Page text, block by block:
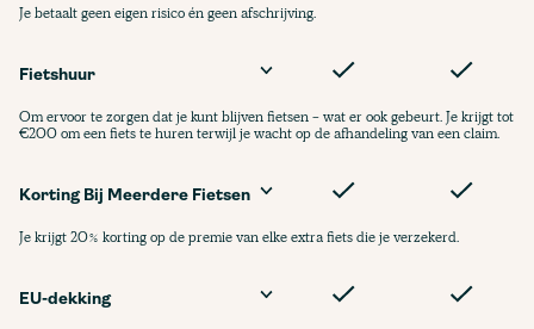
Je betaalt geen eigen risico én geen afschrijving.
Fietshuur
Om ervoor te zorgen dat je kunt blijven fietsen - wat er ook gebeurt. Je krijgt tot
€200 om een fiets te huren terwijl je wacht op de afhandeling van een claim.
Korting Bij Meerdere Fietsen
Je krijgt 20% korting op de premie van elke extra fiets die je verzekerd.
EU-dekking